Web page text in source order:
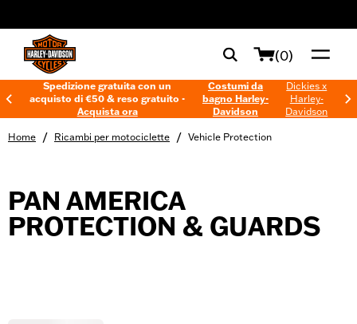
(0)
Spedizione gratuita con un
acquisto di €50 & reso gratuito -
Acquista ora
Costumi da
bagno Harley-
Davidson
Dickies x
Harley-
Davidson
Home / Ricambi per motociclette / Vehicle Protection
PAN AMERICA
PROTECTION & GUARDS